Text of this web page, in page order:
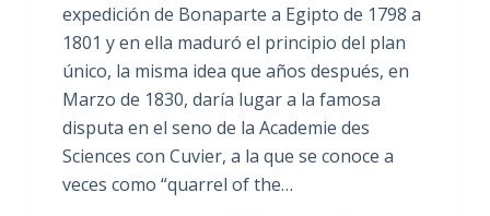
expedición de Bonaparte a Egipto de 1798 a
1801 y en ella maduró el principio del plan
único, la misma idea que años después, en
Marzo de 1830, daría lugar a la famosa
disputa en el seno de la Academie des
Sciences con Cuvier, a la que se conoce a
veces como “quarrel of the…